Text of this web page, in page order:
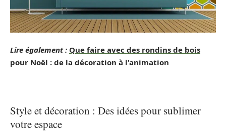
Lire également : Que faire avec des rondins de bois
pour Noël : de la décoration à l'animation
Style et décoration : Des idées pour sublimer
votre espace